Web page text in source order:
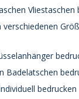
Vliestaschen
verschiedenen
Badelatschen
bedrucken